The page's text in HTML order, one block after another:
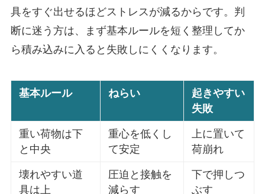
具をすぐ出せるほどストレスが減るからです。判
断に迷う方は、まず基本ルールを短く整理してか
ら積み込みに入ると失敗しにくくなります。
基本ルール ねらい
起きやすい
失敗
重い荷物は下
と中央
重心を低くし
て安定
上に置いて
荷崩れ
壊れやすい道
具は上
圧迫と接触を
減らす
下で押しつ
ぶす